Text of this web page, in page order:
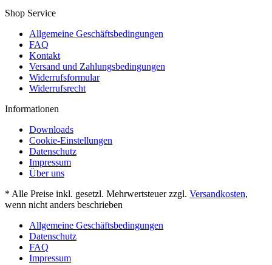
Shop Service
Allgemeine Geschäftsbedingungen
FAQ
Kontakt
Versand und Zahlungsbedingungen
Widerrufsformular
Widerrufsrecht
Informationen
Downloads
Cookie-Einstellungen
Datenschutz
Impressum
Über uns
* Alle Preise inkl. gesetzl. Mehrwertsteuer zzgl. Versandkosten,
wenn nicht anders beschrieben
Allgemeine Geschäftsbedingungen
Datenschutz
FAQ
Impressum